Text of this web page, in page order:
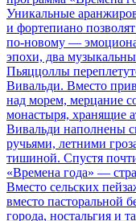
Уникальные
и фортепиано
по-новому —
эпохи, два
Пьяццоллы
Вивальди. Вместо
над морем, мерцание
монастыря, хранящие
Вивальди наполнены
ручьями, летними
тишиной. Спустя
«Времена года» —
Вместо сельских
вместо пасторальной
города, ностальгия и